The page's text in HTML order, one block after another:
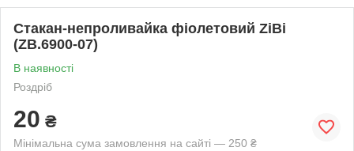
Стакан-непроливайка фіолетовий ZiBi
(ZB.6900-07)
В наявності
Роздріб
20 ₴
Мінімальна сума замовлення на сайті — 250 ₴